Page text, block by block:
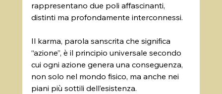
rappresentano due poli affascinanti,
distinti ma profondamente interconnessi.
Il karma, parola sanscrita che significa
“azione”, è il principio universale secondo
cui ogni azione genera una conseguenza,
non solo nel mondo fisico, ma anche nei
piani più sottili dell’esistenza.